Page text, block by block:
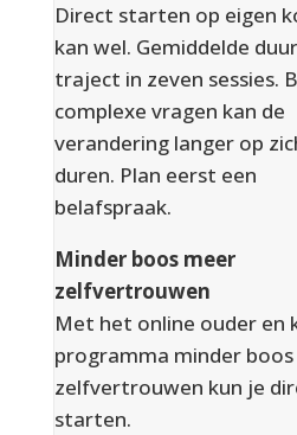
Direct starten op eigen
kan wel. Gemiddelde
traject in zeven sessies.
complexe vragen kan de
verandering langer op
duren. Plan eerst een
belafspraak.
Minder boos meer
zelfvertrouwen
Met het online ouder en
programma minder
zelfvertrouwen kun je
starten.